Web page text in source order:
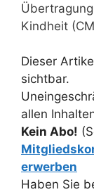
Kindheit
Dieser
sichtbar.
allen
Kein Abo!
erwerben
Haben Sie